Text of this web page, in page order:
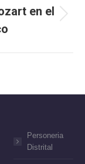
en el
Personeria
Distrital